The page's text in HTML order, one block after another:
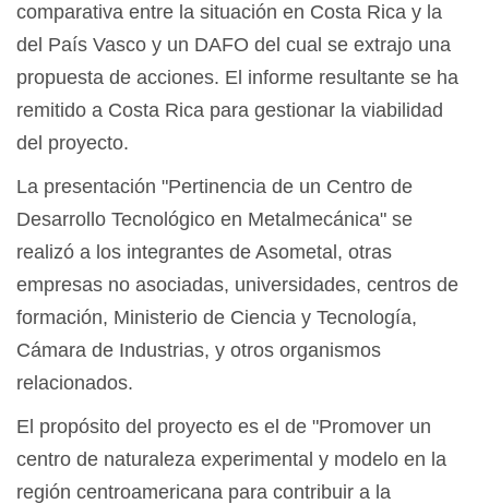
comparativa entre la situación en Costa Rica y la
del País Vasco y un DAFO del cual se extrajo una
propuesta de acciones. El informe resultante se ha
remitido a Costa Rica para gestionar la viabilidad
del proyecto.
La presentación "Pertinencia de un Centro de
Desarrollo Tecnológico en Metalmecánica" se
realizó a los integrantes de Asometal, otras
empresas no asociadas, universidades, centros de
formación, Ministerio de Ciencia y Tecnología,
Cámara de Industrias, y otros organismos
relacionados.
El propósito del proyecto es el de "Promover un
centro de naturaleza experimental y modelo en la
región centroamericana para contribuir a la